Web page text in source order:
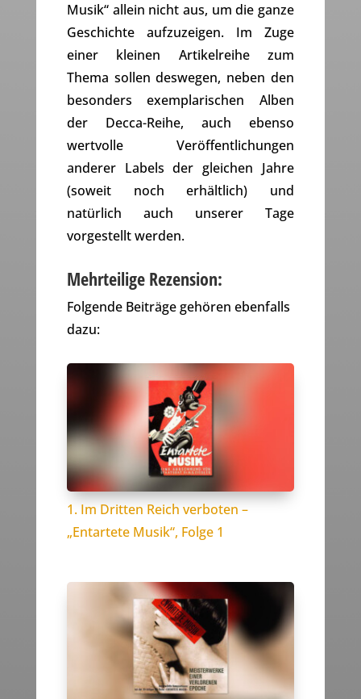
Musik“ allein nicht aus, um die ganze
Geschichte aufzuzeigen. Im Zuge
einer kleinen Artikelreihe zum
Thema sollen deswegen, neben den
besonders exemplarischen Alben
der Decca-Reihe, auch ebenso
wertvolle Veröffentlichungen
anderer Labels der gleichen Jahre
(soweit noch erhältlich) und
natürlich auch unserer Tage
vorgestellt werden.
Mehrteilige Rezension:
Folgende Beiträge gehören ebenfalls
dazu:
1. Im Dritten Reich verboten –
„Entartete Musik“, Folge 1